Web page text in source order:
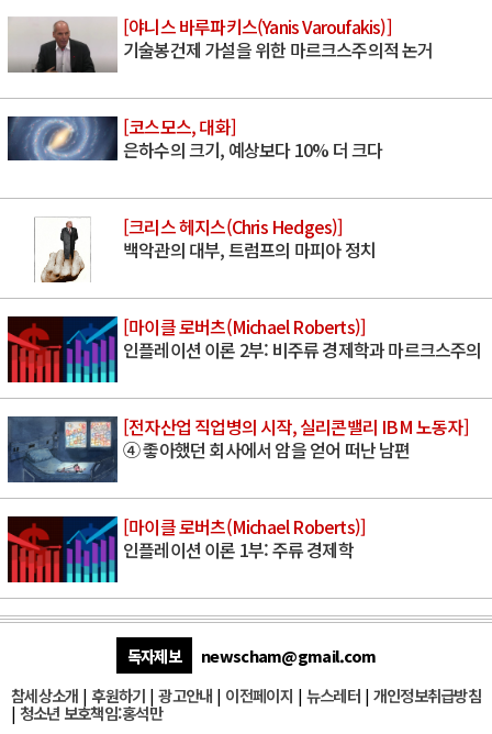
[야니스 바루파키스(Yanis Varoufakis)]
기술봉건제 가설을 위한 마르크스주의적 논거
[코스모스, 대화]
은하수의 크기, 예상보다 10% 더 크다
[크리스 헤지스(Chris Hedges)]
백악관의 대부, 트럼프의 마피아 정치
[마이클 로버츠(Michael Roberts)]
인플레이션 이론 2부: 비주류 경제학과 마르크스주의
[전자산업 직업병의 시작, 실리콘밸리 IBM 노동자]
④ 좋아했던 회사에서 암을 얻어 떠난 남편
[마이클 로버츠(Michael Roberts)]
인플레이션 이론 1부: 주류 경제학
독자제보
newscham@gmail.com
참세상소개 | 후원하기 |광고안내 | 이전페이지 | 뉴스레터| 개인정보취급방침
| 청소년 보호책임:홍석만